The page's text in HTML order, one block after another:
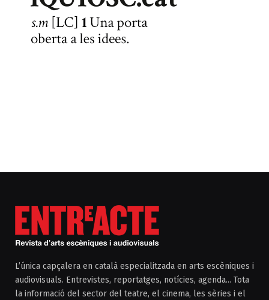
L’única capçalera en català especialitzada en arts escèniques i
audiovisuals. Entrevistes, reportatges, notícies, agenda... Tota
la informació del sector del teatre, el cinema, les sèries i el